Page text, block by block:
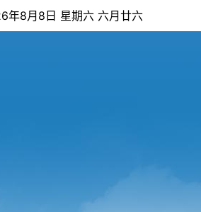
年8月8日 星期六 六月廿六